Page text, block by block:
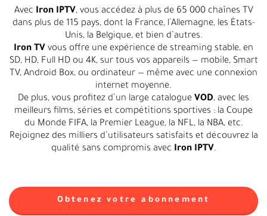
Avec Iron IPTV, vous accédez à plus de 65 000 chaînes TV
dans plus de 115 pays, dont la France, l’Allemagne, les États-
Unis, la Belgique, et bien d’autres.
Iron TV vous offre une expérience de streaming stable, en
SD, HD, Full HD ou 4K, sur tous vos appareils — mobile, Smart
TV, Android Box, ou ordinateur — même avec une connexion
internet moyenne.
De plus, vous profitez d’un large catalogue VOD, avec les
meilleurs films, séries et compétitions sportives : la Coupe
du Monde FIFA, la Premier League, la NFL, la NBA, etc.
Rejoignez des milliers d’utilisateurs satisfaits et découvrez la
qualité sans compromis avec Iron IPTV.
Obtenez votre abonnement